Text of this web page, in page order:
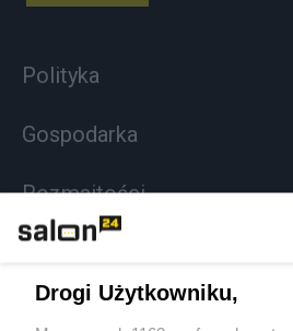
Polityka
Gospodarka
Rozmaitości
Sport
Drogi Użytkowniku,